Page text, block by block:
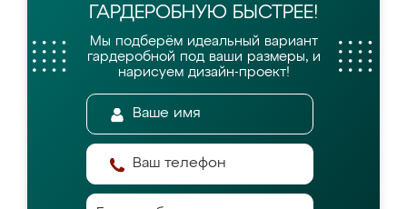
ГАРДЕРОБНУЮ БЫСТРЕЕ!
Мы подберём идеальный вариант
гардеробной под ваши размеры, и
нарисуем дизайн-проект!